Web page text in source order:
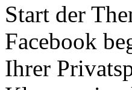
Start der
Facebook
Ihrer